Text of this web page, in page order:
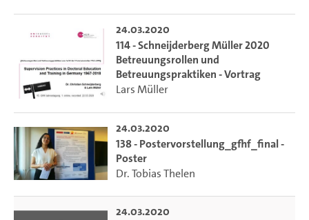
24.03.2020
114 - Schneijderberg Müller 2020
Betreuungsrollen und
Betreuungspraktiken - Vortrag
Lars Müller
24.03.2020
138 - Postervorstellung_gfhf_final -
Poster
Dr. Tobias Thelen
24.03.2020